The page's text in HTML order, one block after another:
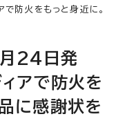
防火をもっと身近に。
24日発
アで防火を
に感謝状を